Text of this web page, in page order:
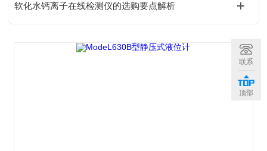
软化水钙离子在线检测仪的选购要点解析
联系
顶部